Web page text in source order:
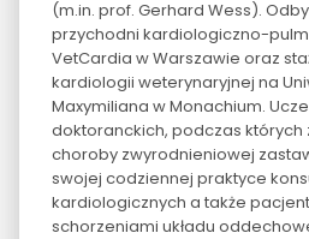
(m.in. prof. Gerhard Wess).
przychodni kardiologiczno-
VetCardia w Warszawie oraz
kardiologii weterynaryjnej na
Maxymiliana w Monachium.
doktoranckich, podczas których
choroby zwyrodnieniowej
swojej codziennej praktyce
kardiologicznych a także
schorzeniami układu